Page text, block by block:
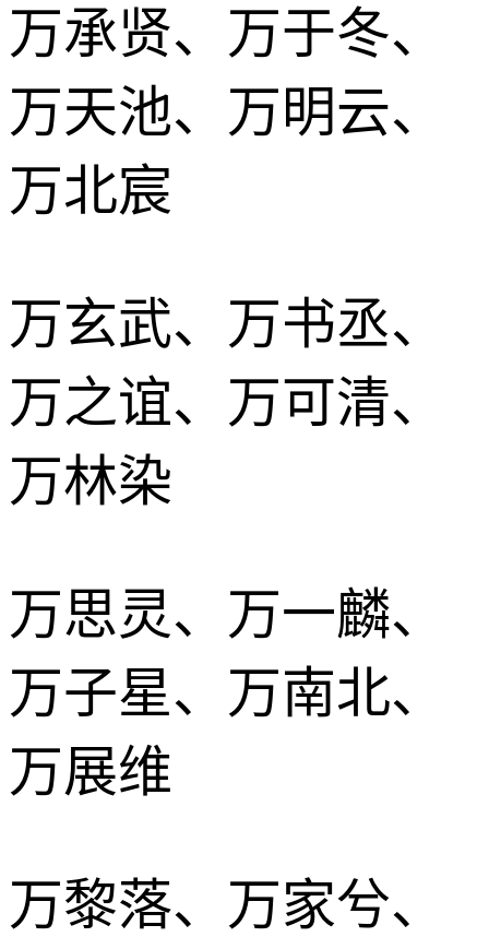
万承贤、万于冬、
万天池、万明云、
万北宸
万玄武、万书丞、
万之谊、万可清、
万林染
万思灵、万一麟、
万子星、万南北、
万展维
万黎落、万家兮、